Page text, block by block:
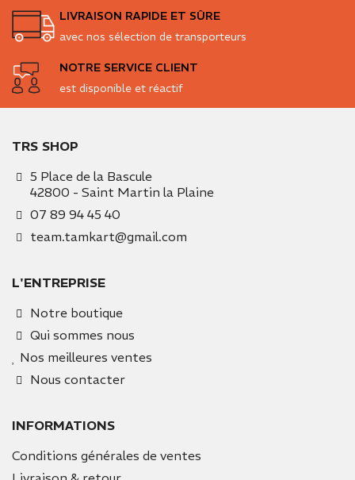
LIVRAISON RAPIDE ET SÛRE
avec nos sélection de transporteurs
NOTRE SERVICE CLIENT
est disponible et réactif
TRS SHOP
5 Place de la Bascule
42800 - Saint Martin la Plaine
07 89 94 45 40
team.tamkart@gmail.com
L'ENTREPRISE
Notre boutique
Qui sommes nous
Nos meilleures ventes
Nous contacter
INFORMATIONS
Conditions générales de ventes